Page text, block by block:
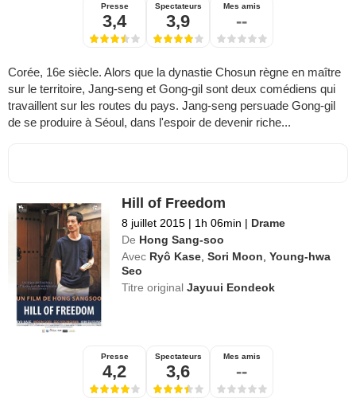
Presse
3,4
Spectateurs
3,9
Mes amis
--
Corée, 16e siècle. Alors que la dynastie Chosun règne en maître
sur le territoire, Jang-seng et Gong-gil sont deux comédiens qui
travaillent sur les routes du pays. Jang-seng persuade Gong-gil
de se produire à Séoul, dans l'espoir de devenir riche...
Hill of Freedom
8 juillet 2015 | 1h 06min | Drame
De Hong Sang-soo
Avec Ryô Kase ,Sori Moon ,Young-hwa
Seo
Titre originalJayuui Eondeok
Presse
4,2
Spectateurs
3,6
Mes amis
--